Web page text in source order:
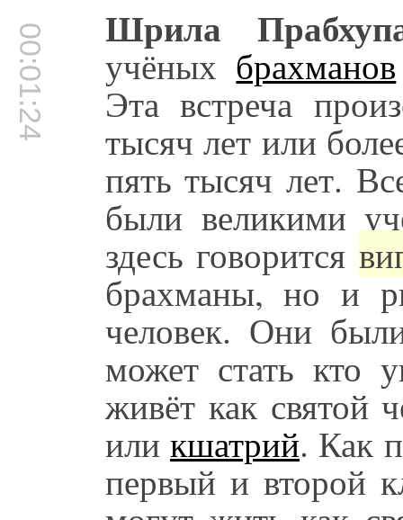
00:01:24 Шрила
учёных брахманов
Эта встреча
тысяч лет или
пять тысяч лет.
были великими
здесь говорится
брахманы, но и
человек. Они
может стать кто
живёт как святой
или кшатрий. Как
первый и второй